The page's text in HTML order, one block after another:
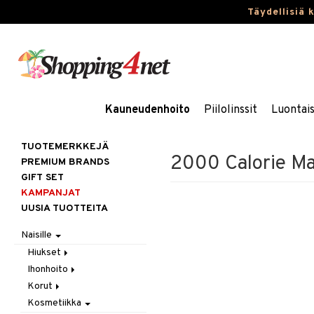
Täydellisiä
Kauneudenhoito Piilolinssit
2000 Calorie
TUOTEMERKKEJÄ
PREMIUM BRANDS
GIFT SET
KAMPANJAT
UUSIA TUOTTEITA
Naisille
Hiukset
Gift Set
Harjat / Kammat
Hiuskuurit
Ihonhoito
Aurinkotuotteet
Erikoistuotteet
Korut
Kaulakorut
Kosmetiikka